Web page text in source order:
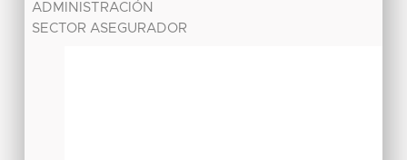
ADMINISTRACIÓN
SECTOR ASEGURADOR